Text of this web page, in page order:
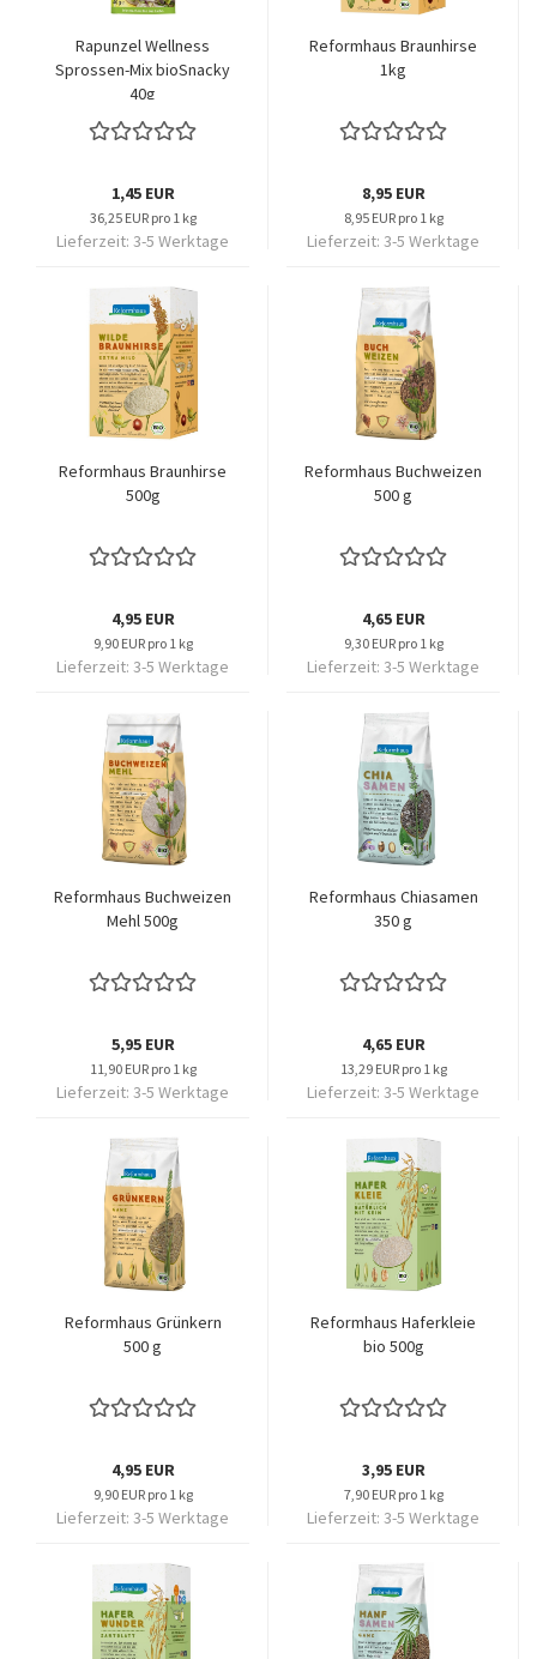
Rapunzel Wellness
Sprossen-Mix bioSnacky
40g
1,45 EUR
36,25 EUR pro 1 kg
Lieferzeit: 3-5 Werktage
Reformhaus Braunhirse
1kg
8,95 EUR
8,95 EUR pro 1 kg
Lieferzeit: 3-5 Werktage
Reformhaus Braunhirse
500g
4,95 EUR
9,90 EUR pro 1 kg
Lieferzeit: 3-5 Werktage
Reformhaus Buchweizen
500 g
4,65 EUR
9,30 EUR pro 1 kg
Lieferzeit: 3-5 Werktage
Reformhaus Buchweizen
Mehl 500g
5,95 EUR
11,90 EUR pro 1 kg
Lieferzeit: 3-5 Werktage
Reformhaus Chiasamen
350 g
4,65 EUR
13,29 EUR pro 1 kg
Lieferzeit: 3-5 Werktage
Reformhaus Grünkern
500 g
4,95 EUR
9,90 EUR pro 1 kg
Lieferzeit: 3-5 Werktage
Reformhaus Haferkleie
bio 500g
3,95 EUR
7,90 EUR pro 1 kg
Lieferzeit: 3-5 Werktage